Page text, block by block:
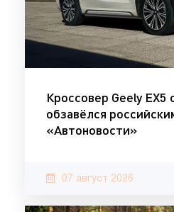
Кроссовер Geely EX5
обзавёлся
«Автоновости»
07 август 2026